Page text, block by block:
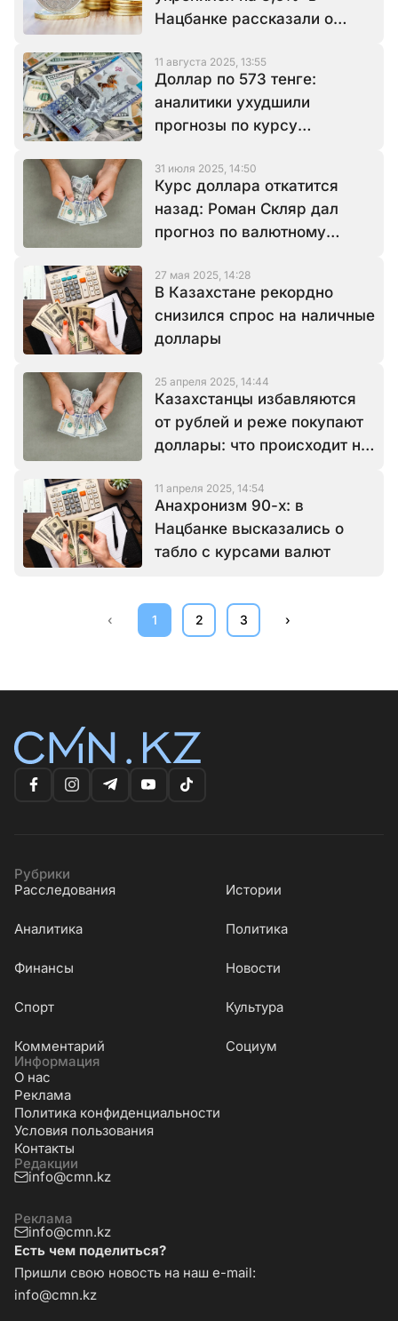
Нацбанке рассказали о
11 августа 2025, 13:55
Доллар по 573 тенге:
аналитики ухудшили
прогнозы по курсу
31 июля 2025, 14:50
Курс доллара откатится
назад: Роман Скляр дал
прогноз по валютному
27 мая 2025, 14:28
В Казахстане рекордно
снизился спрос на наличные
доллары
25 апреля 2025, 14:44
Казахстанцы избавляются
от рублей и реже покупают
доллары: что происходит на
11 апреля 2025, 14:54
Анахронизм 90-х: в
Нацбанке высказались о
табло с курсами валют
‹ 1 2 3 ›
Рубрики
Расследования
Истории
Аналитика Политика
Финансы Новости
Cпорт Культура
Комментарий
Социум
Информация
О нас
Реклама
Политика конфиденциальности
Условия пользования
Контакты
Редакции
info@cmn.kz
Реклама
info@cmn.kz
Есть чем поделиться?
Пришли свою новость на наш e-mail:
info@cmn.kz